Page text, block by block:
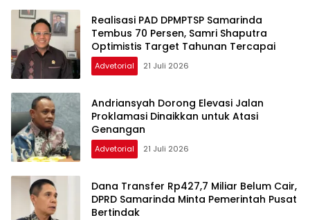
Realisasi PAD DPMPTSP Samarinda
Tembus 70 Persen, Samri Shaputra
Optimistis Target Tahunan Tercapai
Advetorial 21 Juli 2026
Andriansyah Dorong Elevasi Jalan
Proklamasi Dinaikkan untuk Atasi
Genangan
Advetorial 21 Juli 2026
Dana Transfer Rp427,7 Miliar Belum Cair,
DPRD Samarinda Minta Pemerintah Pusat
Bertindak